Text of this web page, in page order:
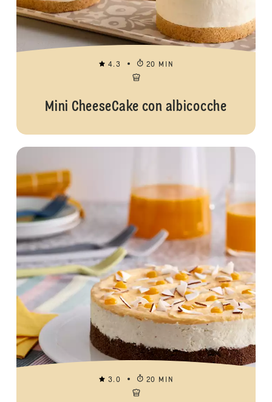
4.3 20 MIN
Mini CheeseCake con albicocche
3.0 20 MIN